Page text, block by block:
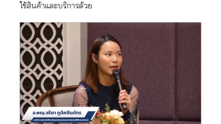
ใช้สินค้าและบริการด้วย